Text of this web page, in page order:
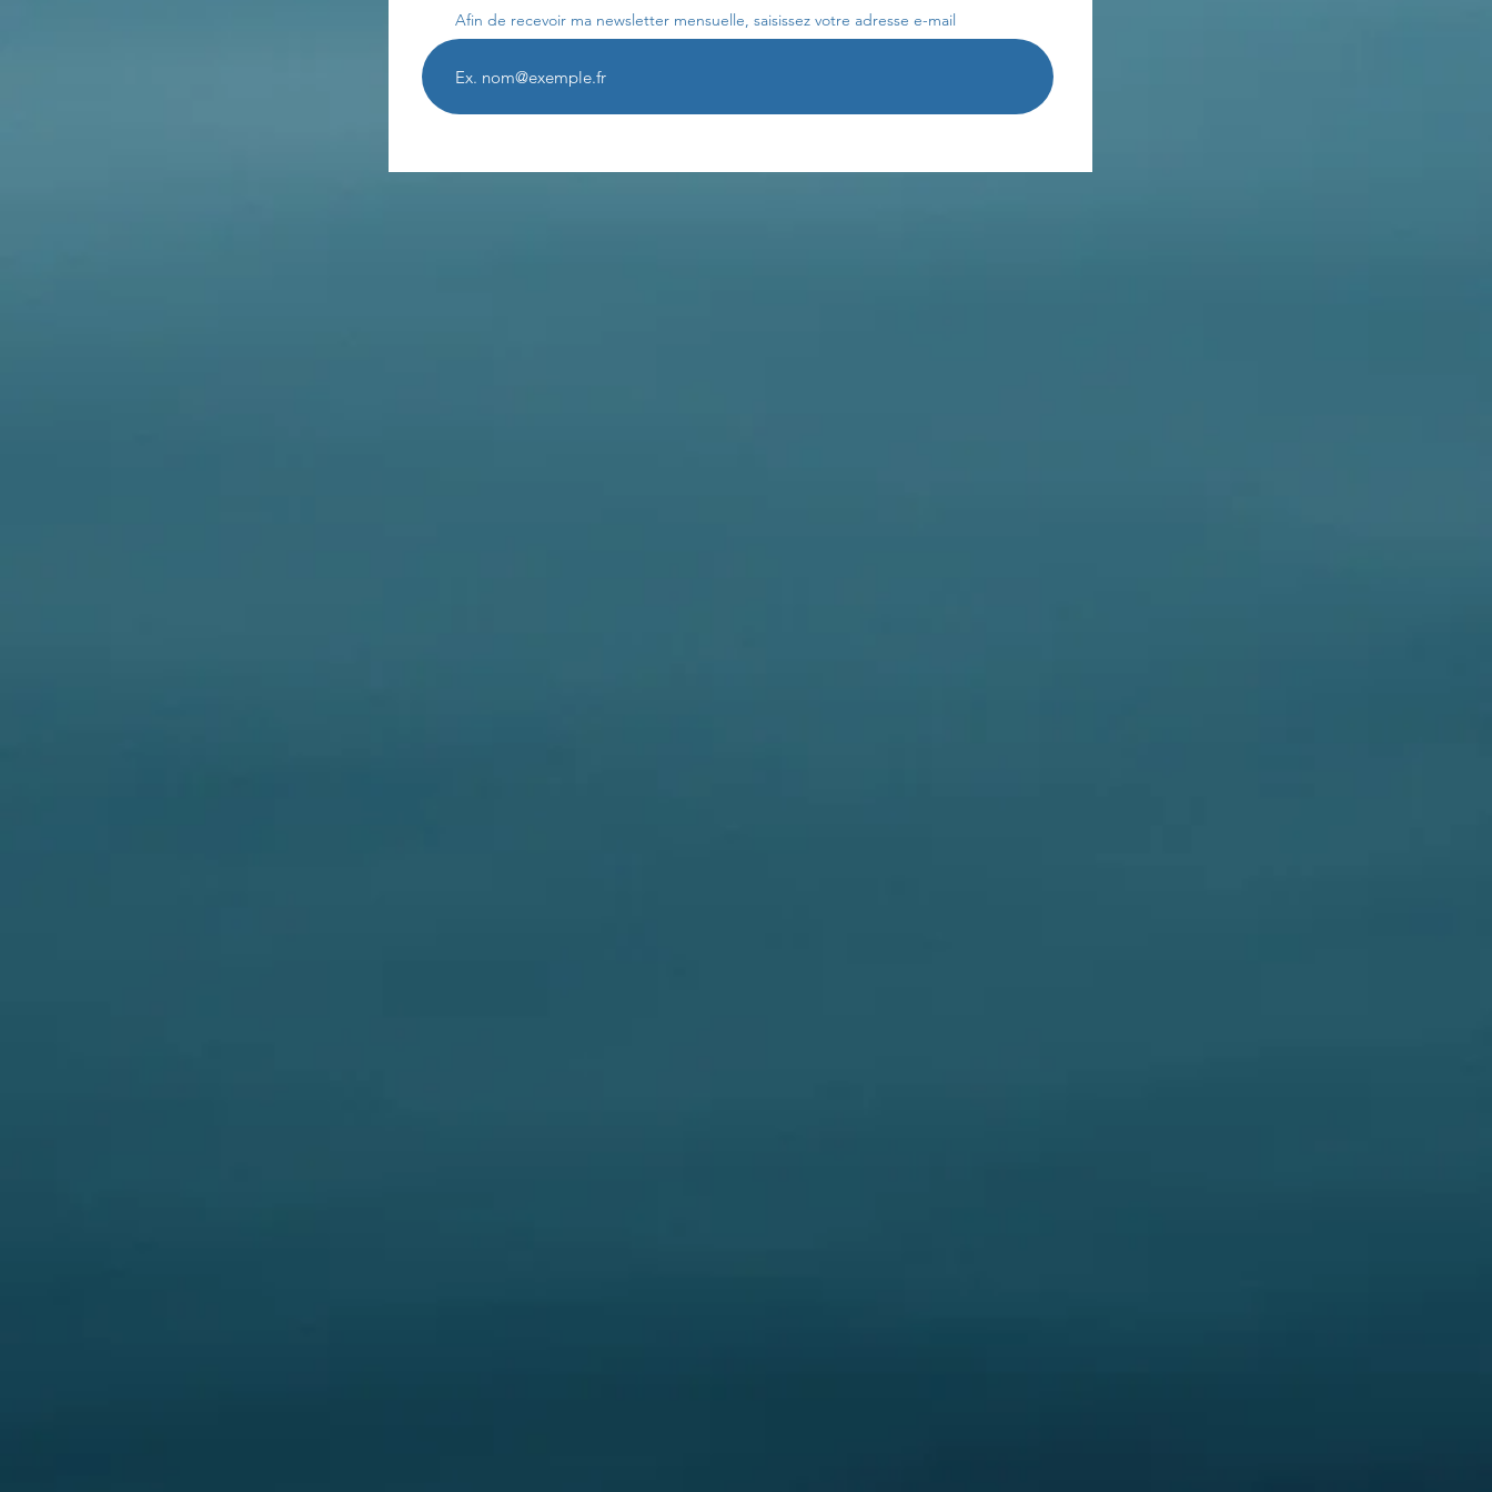
Afin de recevoir ma newsletter mensuelle, saisissez votre adresse e-mail